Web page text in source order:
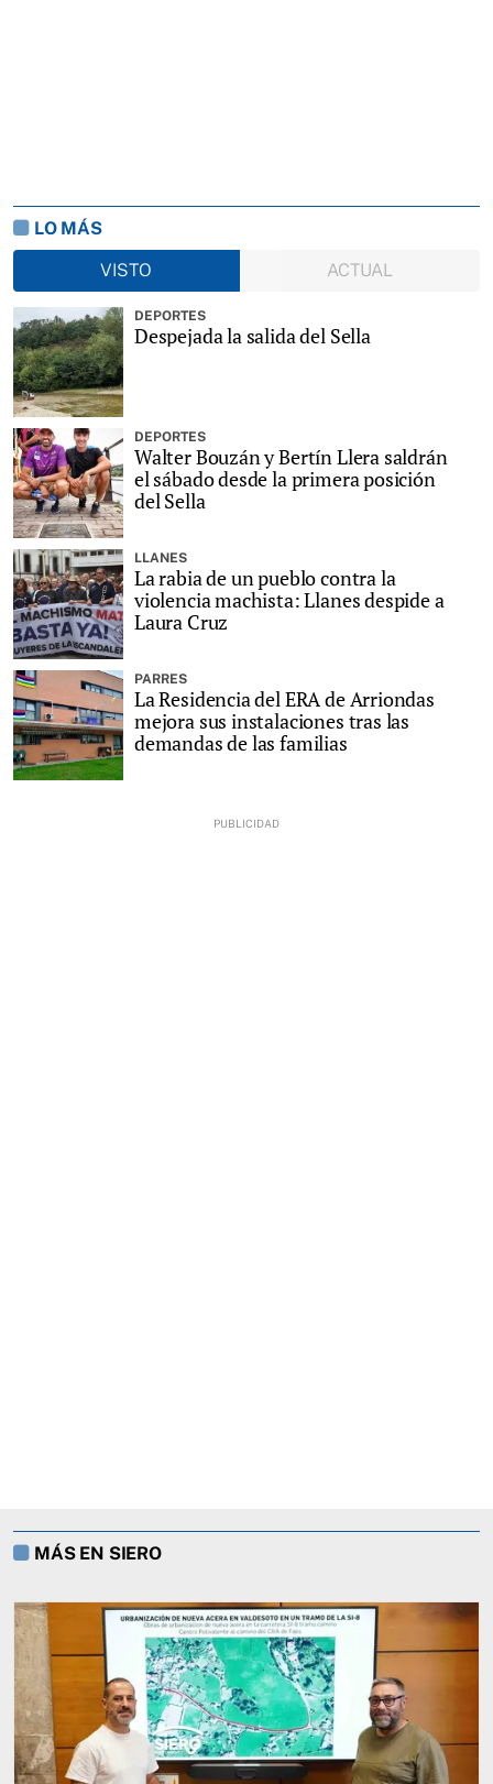
LO MÁS
VISTO
ACTUAL
DEPORTES
Despejada la salida del Sella
DEPORTES
Walter Bouzán y Bertín Llera saldrán
el sábado desde la primera posición
del Sella
LLANES
La rabia de un pueblo contra la
violencia machista: Llanes despide a
Laura Cruz
PARRES
La Residencia del ERA de Arriondas
mejora sus instalaciones tras las
demandas de las familias
MÁS EN SIERO